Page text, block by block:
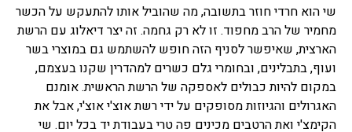
שי הוא חרדי חוזר בתשובה, מה שהוביל אותו להתעקש על הכשר
מחמיר של הרב מחפוד. זו לא רק גחמה. זה יצר דיאלוג עם הרשת
הארצית, שאיפשר לסניף הזה חופש להשתמש גם במוצרי בשר
ועוף, בתבלינים, ובחומרי גלם כשרים למהדרין שקנו בעצמם,
במקום להיות כבולים לאספקה של הרשת הראשית. אומנם
האגרולים והגיוזות מסופקים על ידי רשת אוצ'י אוצ'י, אבל את
הקימצ'י ואת הרטבים מכינים פה טרי בעבודת יד בכל יום. שי